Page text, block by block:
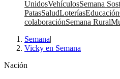
UnidosVehículosSemana
PatasSaludLoteríasEducación
colaboraciónSemana Rural
Semana|
Vicky en Semana
Nación